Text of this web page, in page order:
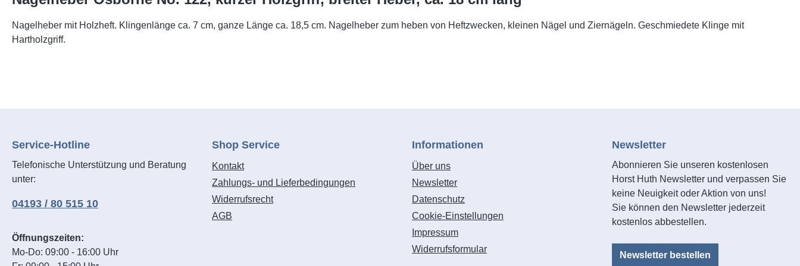
Nagelheber mit Holzheft. Klingenlänge ca. 7 cm, ganze Länge ca. 18,5 cm. Nagelheber zum heben von Heftzwecken, kleinen Nägel und Ziernägeln. Geschmiedete Klinge mit
Hartholzgriff.
Service-Hotline
Telefonische Unterstützung und Beratung
unter:
04193 / 80 515 10
Öffnungszeiten:
Mo-Do: 09:00 - 16:00 Uhr
Shop Service
Kontakt
Zahlungs- und Lieferbedingungen
Widerrufsrecht
AGB
Informationen
Über uns
Newsletter
Datenschutz
Cookie-Einstellungen
Impressum
Widerrufsformular
Newsletter
Abonnieren Sie unseren kostenlosen
Horst Huth Newsletter und verpassen Sie
keine Neuigkeit oder Aktion von uns!
Sie können den Newsletter jederzeit
kostenlos abbestellen.
Newsletter bestellen